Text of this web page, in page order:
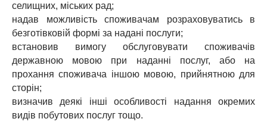
селищних, міських рад;
надав можливість споживачам розраховуватись в
безготівковій формі за надані послуги;
встановив вимогу обслуговувати споживачів
державною мовою при наданні послуг, або на
прохання споживача іншою мовою, прийнятною для
сторін;
визначив деякі інші особливості надання окремих
видів побутових послуг тощо.